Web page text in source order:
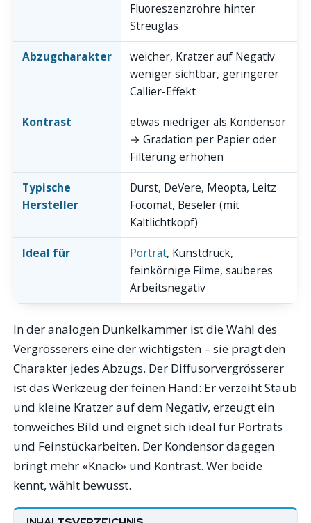
Fluoreszenzröhre hinter
Streuglas
Abzugcharakter
weicher, Kratzer auf Negativ
weniger sichtbar, geringerer
Callier-Effekt
Kontrast
etwas niedriger als Kondensor
→ Gradation per Papier oder
Filterung erhöhen
Typische
Hersteller
Durst, DeVere, Meopta, Leitz
Focomat, Beseler (mit
Kaltlichtkopf)
Ideal für
Porträt, Kunstdruck,
feinkörnige Filme, sauberes
Arbeitsnegativ
In der analogen Dunkelkammer ist die Wahl des
Vergrösserers eine der wichtigsten – sie prägt den
Charakter jedes Abzugs. Der Diffusorvergrösserer
ist das Werkzeug der feinen Hand: Er verzeiht Staub
und kleine Kratzer auf dem Negativ, erzeugt ein
tonweiches Bild und eignet sich ideal für Porträts
und Feinstückarbeiten. Der Kondensor dagegen
bringt mehr «Knack» und Kontrast. Wer beide
kennt, wählt bewusst.